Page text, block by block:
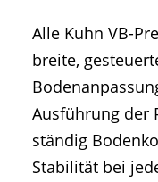
Alle Kuhn VB-
breite,
Ausführung der
ständig
Stabilität bei